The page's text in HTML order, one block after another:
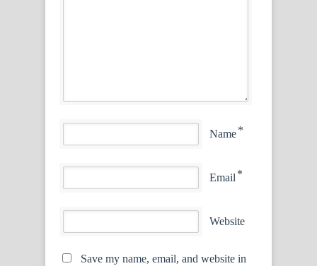
Name*
Email *
Website
Save my name, email, and website in